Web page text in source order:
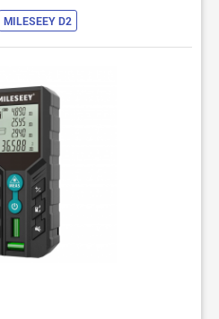
MILESEEY D2